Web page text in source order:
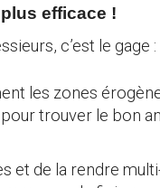
efficace !
c’est le gage :
les zones
trouver le bon
et de la rendre